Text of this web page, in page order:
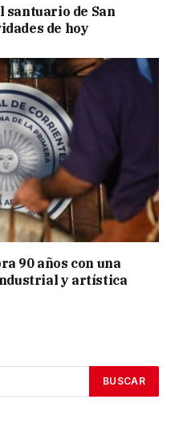
santuario de San
de hoy
90 años con una
y artística